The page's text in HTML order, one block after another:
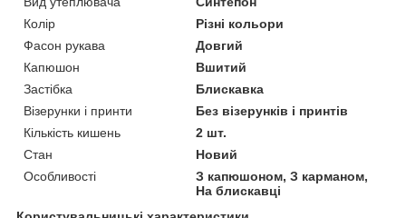
Колір
Різні кольори
Фасон рукава
Довгий
Капюшон
Вшитий
Застібка
Блискавка
Візерунки і принти
Без візерунків і принтів
Кількість кишень
2 шт.
Стан
Новий
Особливості
З капюшоном, З карманом,
На блискавці